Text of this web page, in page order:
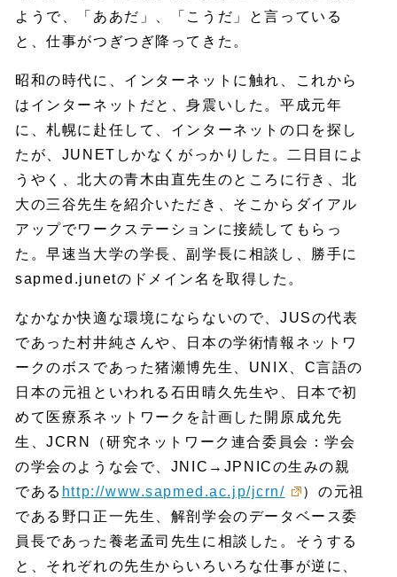
ようで、「ああだ」、「こうだ」と言っている
と、仕事がつぎつぎ降ってきた。
昭和の時代に、インターネットに触れ、これから
はインターネットだと、身震いした。平成元年
に、札幌に赴任して、インターネットの口を探し
たが、JUNETしかなくがっかりした。二日目によ
うやく、北大の青木由直先生のところに行き、北
大の三谷先生を紹介いただき、そこからダイアル
アップでワークステーションに接続してもらっ
た。早速当大学の学長、副学長に相談し、勝手に
sapmed.junetのドメイン名を取得した。
なかなか快適な環境にならないので、JUSの代表
であった村井純さんや、日本の学術情報ネットワ
ークのボスであった猪瀬博先生、UNIX、C言語の
日本の元祖といわれる石田晴久先生や、日本で初
めて医療系ネットワークを計画した開原成允先
生、JCRN（研究ネットワーク連合委員会：学会
の学会のような会で、JNIC→JPNICの生みの親
である http://www.sapmed.ac.jp/jcrn/
）の元祖
である野口正一先生、解剖学会のデータベース委
員長であった養老孟司先生に相談した。そうする
と、それぞれの先生からいろいろな仕事が逆に、